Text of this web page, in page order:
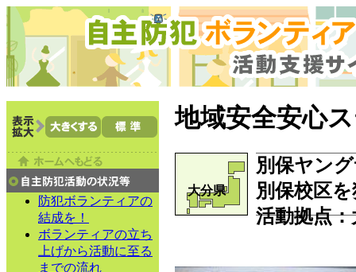
防犯ボランティアの
結成を！
ボランティアの立ち
上げから活動に至る
までの流れ
地域安全安心
大分県
別保ヤン
別保校区
活動拠点：